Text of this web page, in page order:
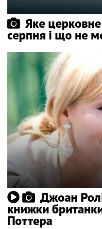
Яке
серпня і що не
Джоан
книжки
Поттера